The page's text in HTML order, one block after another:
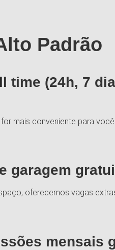
Padrão
time (24h, 7
mais conveniente para você.
garagem
oferecemos vagas
mensais